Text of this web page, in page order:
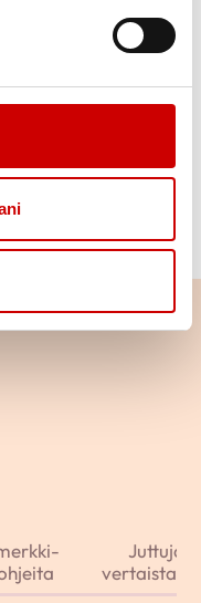
katso
Juttuja